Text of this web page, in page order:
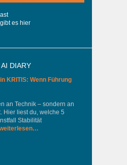
gibt es hier
DIARY
KRITIS: Wenn Führung
an Technik – sondern an
Hier liest du, welche 5
Stabilität